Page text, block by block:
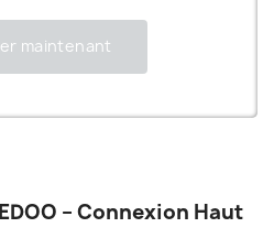
maintenant
– Connexion Haut